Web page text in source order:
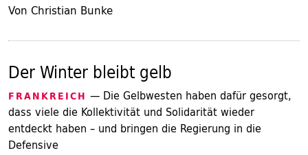
Von Christian Bunke
Der Winter bleibt gelb
FRANKREICH — Die Gelbwesten haben dafür gesorgt,
dass viele die Kollektivität und Solidarität wieder
entdeckt haben – und bringen die Regierung in die
Defensive